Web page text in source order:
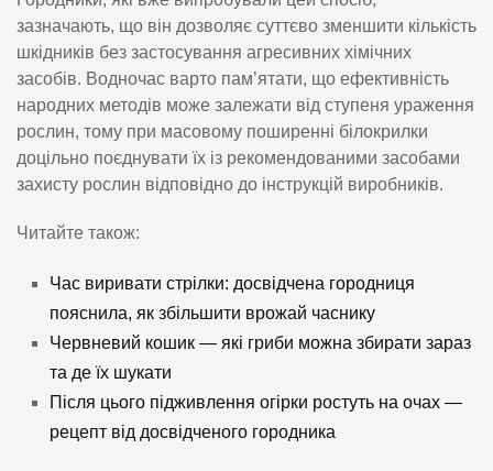
зазначають, що він дозволяє суттєво зменшити кількість
шкідників без застосування агресивних хімічних
засобів. Водночас варто пам’ятати, що ефективність
народних методів може залежати від ступеня ураження
рослин, тому при масовому поширенні білокрилки
доцільно поєднувати їх із рекомендованими засобами
захисту рослин відповідно до інструкцій виробників.
Читайте також:
Час виривати стрілки: досвідчена городниця
пояснила, як збільшити врожай часнику
Червневий кошик — які гриби можна збирати зараз
та де їх шукати
Після цього підживлення огірки ростуть на очах —
рецепт від досвідченого городника